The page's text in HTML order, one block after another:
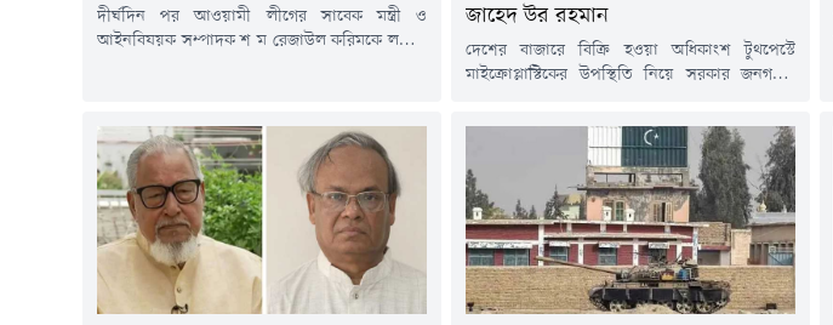
দীর্ঘদিন পর আওয়ামী লীগের সাবেক মন্ত্রী ও
আইনবিষয়ক সম্পাদক শ ম রেজাউল করিমকে লন্ডনে
রেজাউল করিম। এক ছাত্রদল নেতা তাকে উদ্দেশ করে
বলতে থাকেন, ১৭ বছর ধরে...
জাহেদ উর রহমান
দেশের বাজারে বিক্রি হওয়া অধিকাংশ টুথপেস্টে
মাইক্রোপ্লাস্টিকের উপস্থিতি নিয়ে সরকার জনগণের
তথ্য ও সম্প্রচার উপদেষ্টা জাহেদ উর রহমান।মঙ্গলবার
(২৮ জুলাই) সচিবালয়ে সরকারের সাম্প্রতিক
কর্মকাণ্ডের তথ্য জানাতে আয়োজিত নিয়মিত সংবাদ
সম্মেলনে এক প্রশ্নের জবাবে এ কথা জানান তিনি।
দেশের বাজারে বিক্রি হওয়া বেশিরভাগ টুথপেস্টেই
মাইক্রোপ্লাস্টিকের উপস্থিতি...